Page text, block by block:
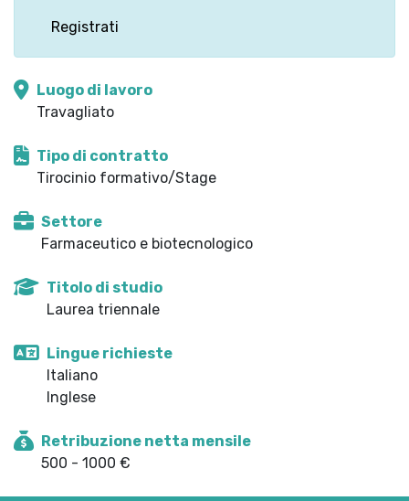
Registrati
Luogo di lavoro
Travagliato
Tipo di contratto
Tirocinio formativo/Stage
Settore
Farmaceutico e biotecnologico
Titolo di studio
Laurea triennale
Lingue richieste
Italiano
Inglese
Retribuzione netta mensile
500 - 1000 €